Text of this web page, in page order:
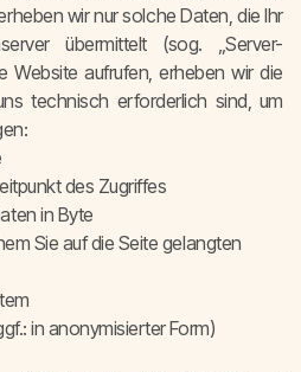
wir nur solche Daten, die Ihr
übermittelt (sog. „Server-
Website aufrufen, erheben wir die
technisch erforderlich sind, um
des Zugriffes
in Byte
Sie auf die Seite gelangten
in anonymisierter Form)